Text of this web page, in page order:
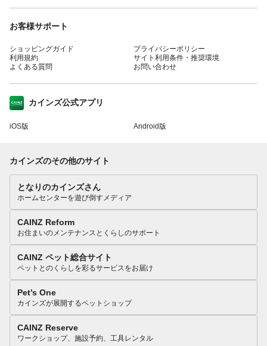
お客様サポート
ショッピングガイド
利用規約
よくある質問
プライバシーポリシー
サイト利用条件・推奨環境
お問い合わせ
カインズ公式アプリ
iOS版 Android版
カインズのその他のサイト
となりのカインズさん
ホームセンターを遊び倒すメディア
CAINZ Reform
お住まいのメンテナンスとくらしのサポート
CAINZ ペット総合サイト
ペットとのくらしを彩るサービスをお届け
Pet’s One
カインズが展開するペットショップ
CAINZ Reserve
ワークショップ、施設予約、工具レンタル